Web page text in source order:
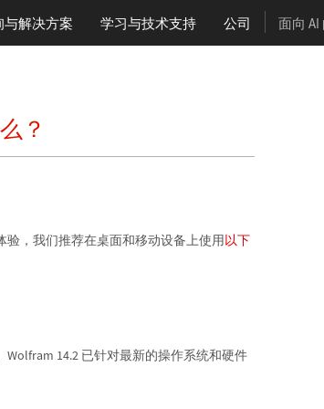
与解决方案 学习与技术支持 公司 面向 AI
？
验，我们推荐在桌面和移动设备上使用以下
Wolfram 14.2 已针对最新的操作系统和硬件